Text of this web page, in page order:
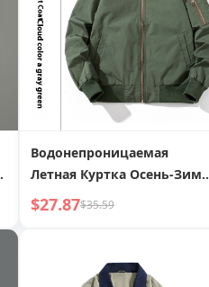
Водонепроницаемая
Летная Куртка Осень-Зима
Командная Униформа
Рабочая Одежда Мужская и
Плюс Размер Рабочая
Униформа Утолщенная
$27.87$35.59